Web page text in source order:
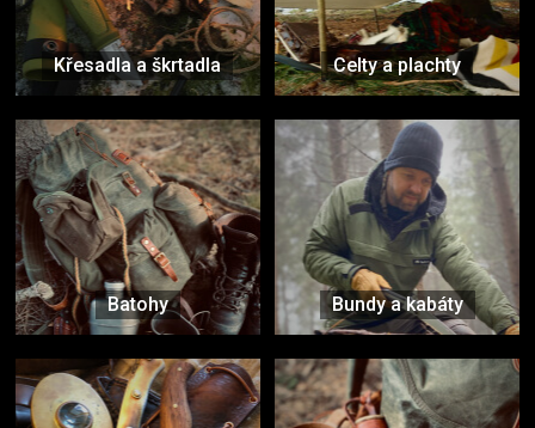
Křesadla a škrtadla Celty a plachty
Batohy Bundy a kabáty